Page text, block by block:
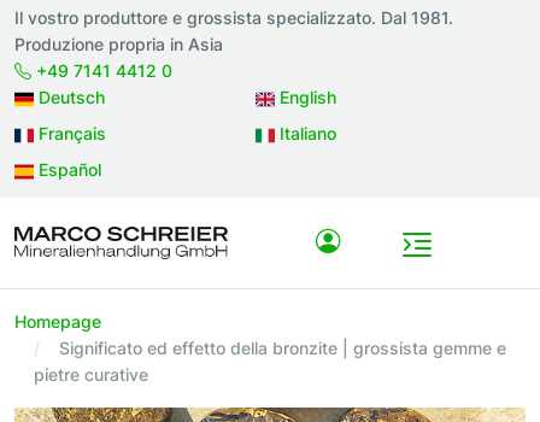
Il vostro produttore e grossista specializzato. Dal 1981.
Produzione propria in Asia
+49 7141 4412 0
Deutsch
English
Français
Italiano
Español
Homepage
Significato ed effetto della bronzite | grossista gemme e
pietre curative